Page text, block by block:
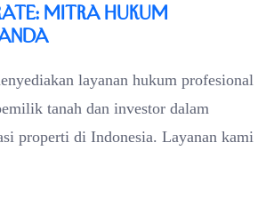
Mitra Hukum
layanan hukum profesional
tanah dan investor dalam
properti di Indonesia. Layanan kami